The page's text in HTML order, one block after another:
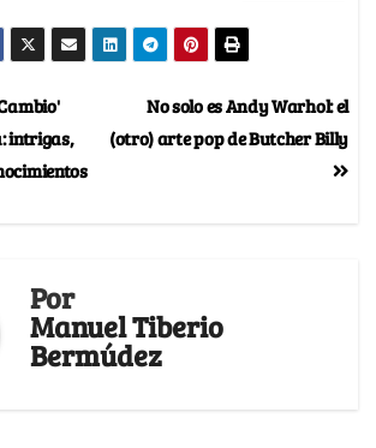
No solo es Andy Warhol: el
(otro) arte pop de Butcher Billy
intrigas,
Por
Manuel Tiberio
Bermúdez